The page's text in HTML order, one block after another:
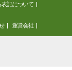
記について
運営会社